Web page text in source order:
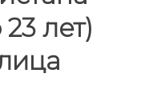
лет)